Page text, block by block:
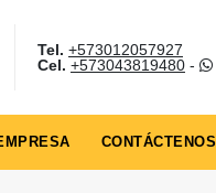
Tel. +573012057927
Cel. +573043819480-
CONTÁCTENOS